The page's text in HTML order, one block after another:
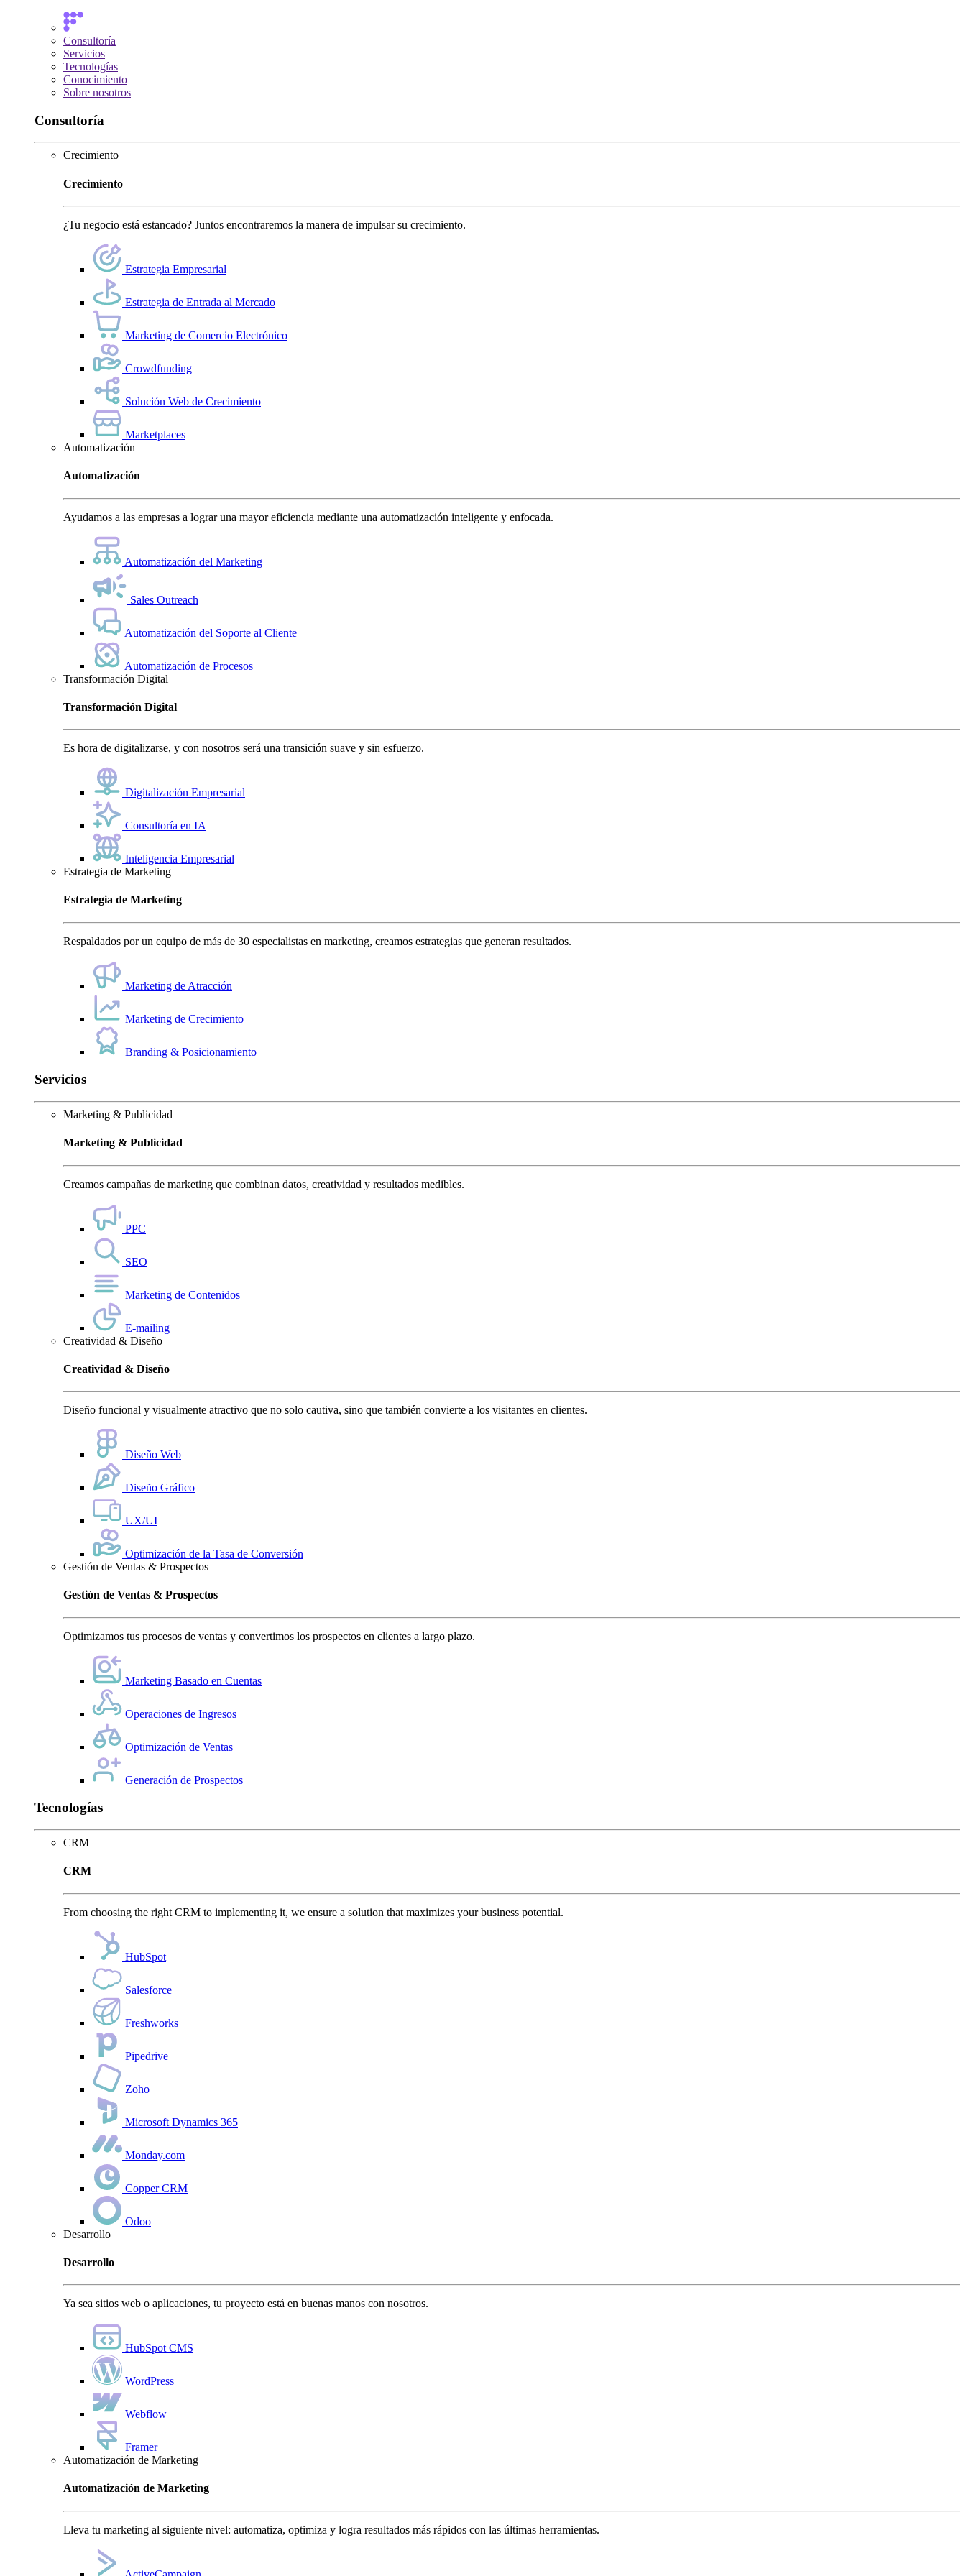
Consultoría
Servicios
Tecnologías
Conocimiento
Sobre nosotros
Consultoría
Crecimiento
Crecimiento
¿Tu negocio está estancado? Juntos encontraremos la manera de impulsar su crecimiento.
Estrategia Empresarial
Estrategia de Entrada al Mercado
Marketing de Comercio Electrónico
Crowdfunding
Solución Web de Crecimiento
Marketplaces
Automatización
Automatización
Ayudamos a las empresas a lograr una mayor eficiencia mediante una automatización inteligente y enfocada.
Automatización del Marketing
Sales Outreach
Automatización del Soporte al Cliente
Automatización de Procesos
Transformación Digital
Transformación Digital
Es hora de digitalizarse, y con nosotros será una transición suave y sin esfuerzo.
Digitalización Empresarial
Consultoría en IA
Inteligencia Empresarial
Estrategia de Marketing
Estrategia de Marketing
Respaldados por un equipo de más de 30 especialistas en marketing, creamos estrategias que generan resultados.
Marketing de Atracción
Marketing de Crecimiento
Branding & Posicionamiento
Servicios
Marketing & Publicidad
Marketing & Publicidad
Creamos campañas de marketing que combinan datos, creatividad y resultados medibles.
PPC
SEO
Marketing de Contenidos
E-mailing
Creatividad & Diseño
Creatividad & Diseño
Diseño funcional y visualmente atractivo que no solo cautiva, sino que también convierte a los visitantes en clientes.
Diseño Web
Diseño Gráfico
UX/UI
Optimización de la Tasa de Conversión
Gestión de Ventas & Prospectos
Gestión de Ventas & Prospectos
Optimizamos tus procesos de ventas y convertimos los prospectos en clientes a largo plazo.
Marketing Basado en Cuentas
Operaciones de Ingresos
Optimización de Ventas
Generación de Prospectos
Tecnologías
CRM
CRM
From choosing the right CRM to implementing it, we ensure a solution that maximizes your business potential.
HubSpot
Salesforce
Freshworks
Pipedrive
Zoho
Microsoft Dynamics 365
Monday.com
Copper CRM
Odoo
Desarrollo
Desarrollo
Ya sea sitios web o aplicaciones, tu proyecto está en buenas manos con nosotros.
HubSpot CMS
WordPress
Webflow
Framer
Automatización de Marketing
Automatización de Marketing
Lleva tu marketing al siguiente nivel: automatiza, optimiza y logra resultados más rápidos con las últimas herramientas.